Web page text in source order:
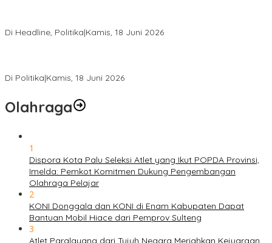
Di Headline, Politika|Kamis, 18 Juni 2026
Di Politika|Kamis, 18 Juni 2026
Olahraga
1
Dispora Kota Palu Seleksi Atlet yang Ikut POPDA Provinsi,
Imelda: Pemkot Komitmen Dukung Pengembangan
Olahraga Pelajar
2
KONI Donggala dan KONI di Enam Kabupaten Dapat
Bantuan Mobil Hiace dari Pemprov Sulteng
3
Atlet Paralayang dari Tujuh Negara Meriahkan Kejuaraan